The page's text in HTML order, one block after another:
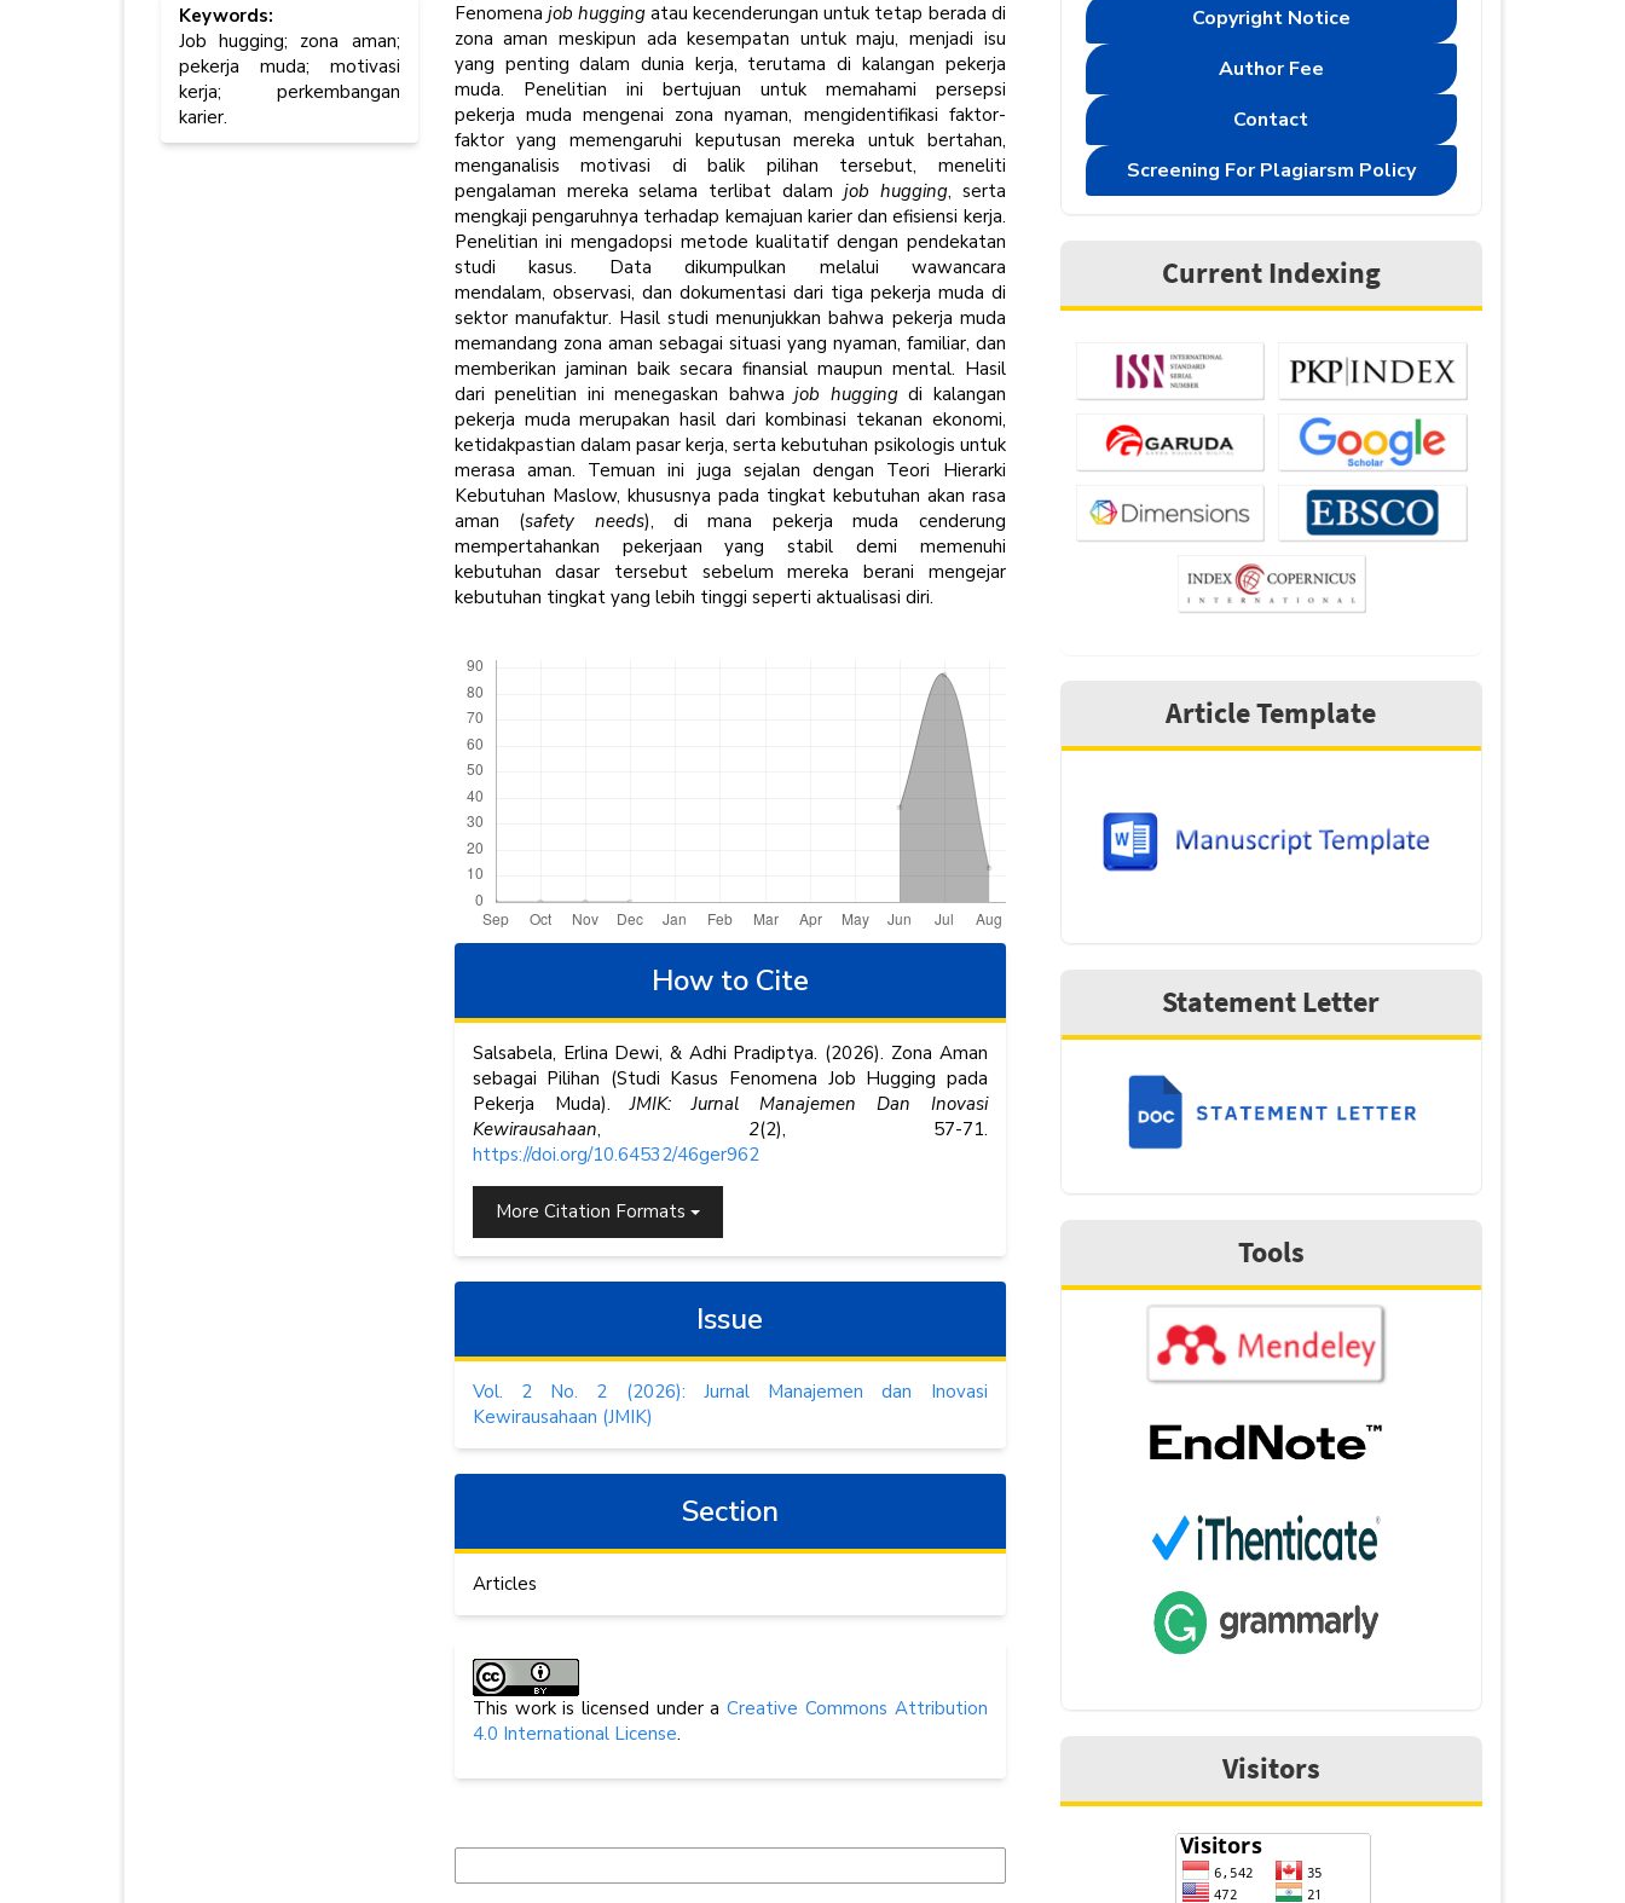
Keywords:
Job hugging; zona aman;
pekerja muda; motivasi
kerja; perkembangan
karier.
Fenomena job huggingatau kecenderungan untuk tetap berada di
zona aman meskipun ada kesempatan untuk maju, menjadi isu
yang penting dalam dunia kerja, terutama di kalangan pekerja
muda. Penelitian ini bertujuan untuk memahami persepsi
pekerja muda mengenai zona nyaman, mengidentifikasi faktor-
faktor yang memengaruhi keputusan mereka untuk bertahan,
menganalisis motivasi di balik pilihan tersebut, meneliti
pengalaman mereka selama terlibat dalamjob hugging, serta
mengkaji pengaruhnya terhadap kemajuan karier dan efisiensi kerja.
Penelitian ini mengadopsi metode kualitatif dengan pendekatan
studi kasus. Data dikumpulkan melalui wawancara
mendalam, observasi, dan dokumentasi dari tiga pekerja muda di
sektor manufaktur. Hasil studi menunjukkan bahwa pekerja muda
memandang zona aman sebagai situasi yang nyaman, familiar, dan
memberikan jaminan baik secara finansial maupun mental. Hasil
dari penelitian ini menegaskan bahwajob huggingdi kalangan
pekerja muda merupakan hasil dari kombinasi tekanan ekonomi,
ketidakpastian dalam pasar kerja, serta kebutuhan psikologis untuk
merasa aman. Temuan ini juga sejalan dengan Teori Hierarki
Kebutuhan Maslow, khususnya pada tingkat kebutuhan akan rasa
aman (safety needs), di mana pekerja muda cenderung
mempertahankan pekerjaan yang stabil demi memenuhi
kebutuhan dasar tersebut sebelum mereka berani mengejar
kebutuhan tingkat yang lebih tinggi seperti aktualisasi diri.
Article
Details
How to Cite
Salsabela, Erlina Dewi, & Adhi Pradiptya. (2026). Zona Aman
sebagai Pilihan (Studi Kasus Fenomena Job Hugging pada
Pekerja Muda).JMIK: Jurnal Manajemen Dan Inovasi
Kewirausahaan, 2(2), 57-71.
https://doi.org/10.64532/46ger962
More Citation Formats
Issue
Vol. 2 No. 2 (2026): Jurnal Manajemen dan Inovasi
Kewirausahaan (JMIK)
Section
Articles
This work is licensed under aCreative Commons Attribution
4.0 International License.
Copyright Notice
Author Fee
Contact
Screening For Plagiarsm Policy
Current Indexing
Article Template
Statement Letter
Tools
Visitors